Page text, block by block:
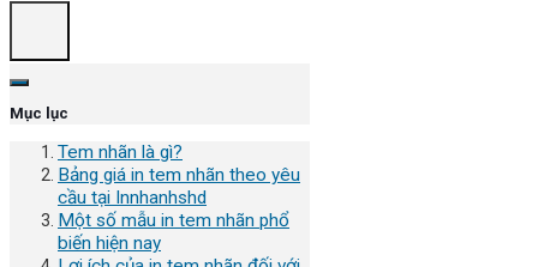
Mục lục
Tem nhãn là gì?
Bảng giá in tem nhãn theo yêu
cầu tại Innhanhshd
Một số mẫu in tem nhãn phổ
biến hiện nay